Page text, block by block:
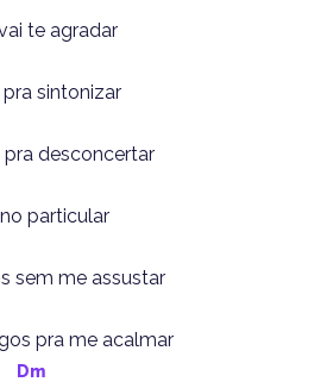
te agradar
pra sintonizar
pra desconcertar
particular
sem me assustar
pra me acalmar
Dm